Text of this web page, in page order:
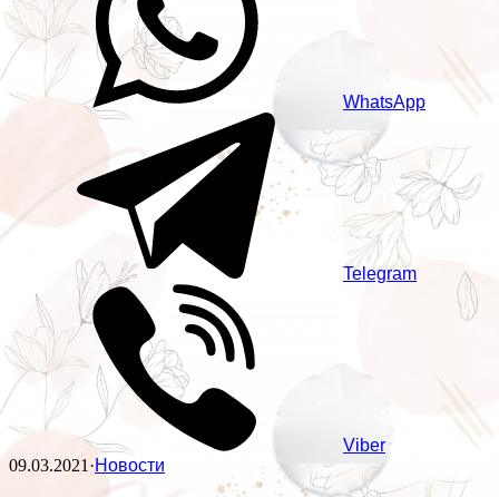
WhatsApp
Telegram
Viber
09.03.2021·Новости